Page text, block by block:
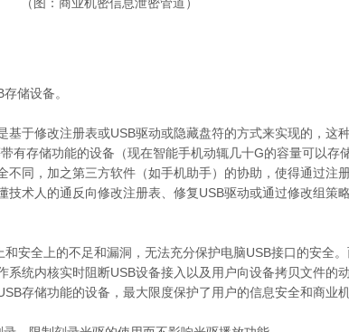
储设备。
基于修改注册表或USB驱动或隐藏盘符的方式来实现的，这
有存储功能的设备（现在智能手机动辄几十G的容量可以存
同，加之第三方软件（如手机助手）的协助，使得通过注
术人的通反向修改注册表、修复USB驱动或通过修改组策
安全上的不足和漏洞，无法充分保护电脑USB接口的安全
统内核实时阻断USB设备接入以及用户向设备拷贝文件的
存储功能的设备，最大限度保护了用户的信息安全和商业机